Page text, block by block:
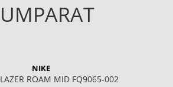
NIKE
ROAM MID FQ9065-002